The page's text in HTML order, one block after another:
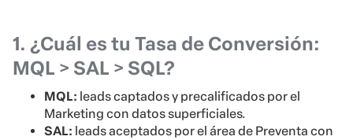
1. ¿Cuál es tu Tasa de Conversión:
MQL > SAL > SQL?
MQL: leads captados y precalificados por el
Marketing con datos superficiales.
SAL: leads aceptados por el área de Preventa con